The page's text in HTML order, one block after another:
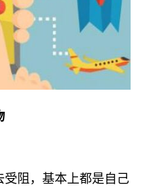
阻，基本上都是自己